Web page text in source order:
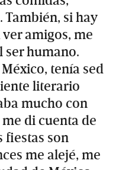
si hay
amigos, me
ser humano.
tenía sed
literario
mucho con
di cuenta de
fiestas son
me alejé, me